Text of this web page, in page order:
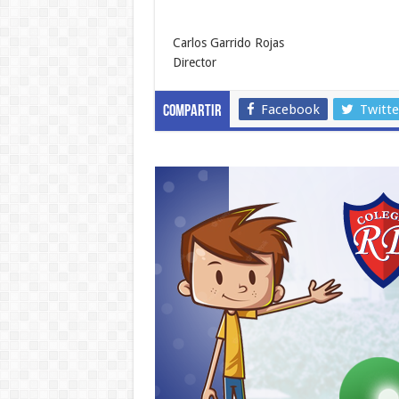
Carlos Garrido Rojas
Director
Compartir Facebook